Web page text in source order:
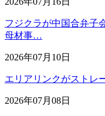
フジクラが中国合弁子
母材事…
2026年07月10日
エリアリンクがストレ
2026年07月08日